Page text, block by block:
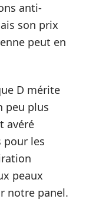
anti-
son prix
peut en
D mérite
peu plus
avéré
pour les
peaux
notre panel.